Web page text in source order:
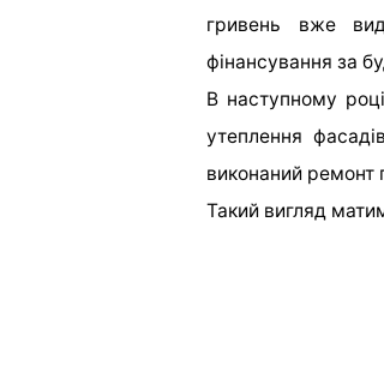
гривень вже
фінансування за
В наступному
утеплення
виконаний ремонт
Такий вигляд